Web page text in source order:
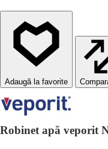
Robinet apă veporit